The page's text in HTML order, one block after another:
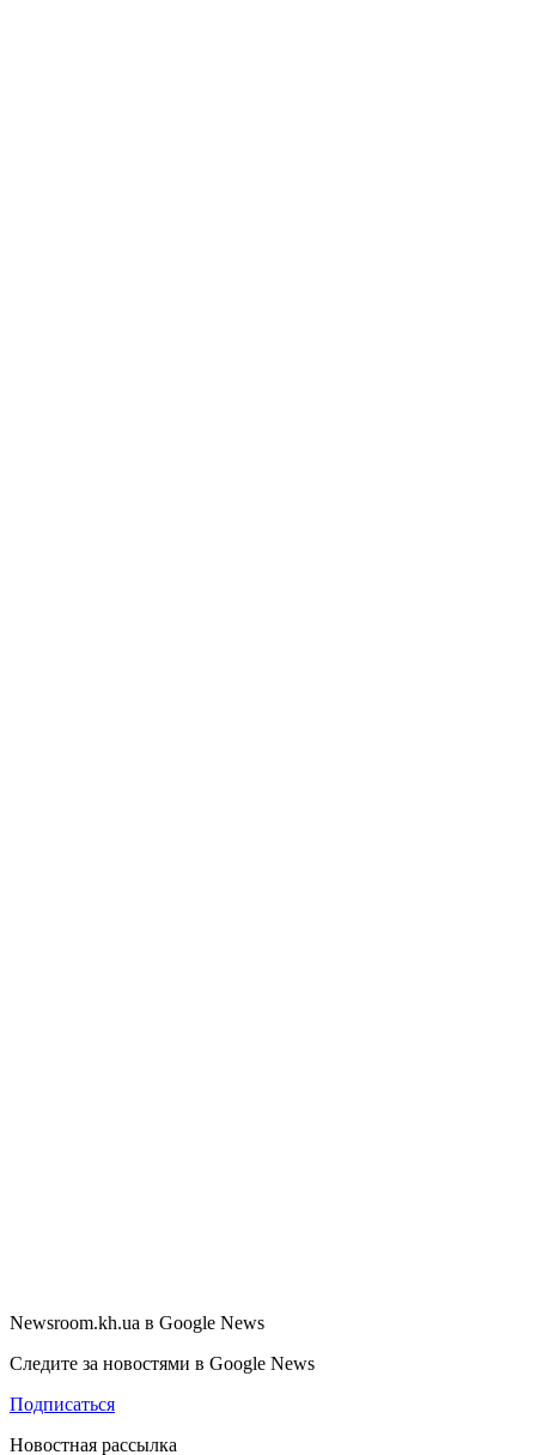
Newsroom.kh.ua в Google News
Следите за новостями в Google News
Подписаться
Новостная рассылка